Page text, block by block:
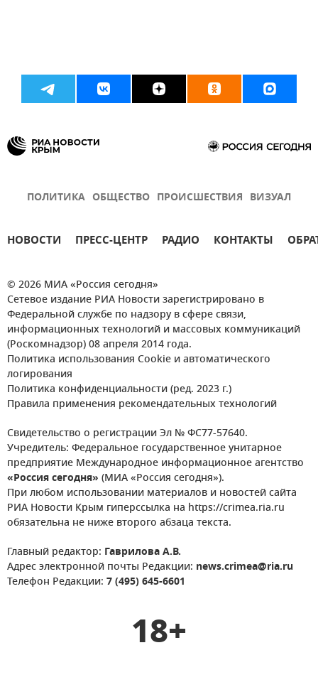
ПОЛИТИКА ОБЩЕСТВО ПРОИСШЕСТВИЯ ВИЗУАЛ
НОВОСТИ ПРЕСС-ЦЕНТР РАДИО КОНТАКТЫ
© 2026 МИА «Россия сегодня»
Сетевое издание РИА Новости зарегистрировано в
Федеральной службе по надзору в сфере связи,
информационных технологий и массовых коммуникаций
(Роскомнадзор) 08 апреля 2014 года.
Политика использования Cookie и автоматического
логирования
Политика конфиденциальности (ред. 2023 г.)
Правила применения рекомендательных технологий
Свидетельство о регистрации Эл № ФС77-57640.
Учредитель: Федеральное государственное унитарное
предприятие Международное информационное агентство
«Россия сегодня» (МИА «Россия сегодня»).
При любом использовании материалов и новостей сайта
РИА Новости Крым гиперссылка на https://crimea.ria.ru
обязательна не ниже второго абзаца текста.
Главный редактор: Гаврилова А.В.
Адрес электронной почты Редакции: news.crimea@ria.ru
Телефон Редакции: 7 (495) 645-6601
18+